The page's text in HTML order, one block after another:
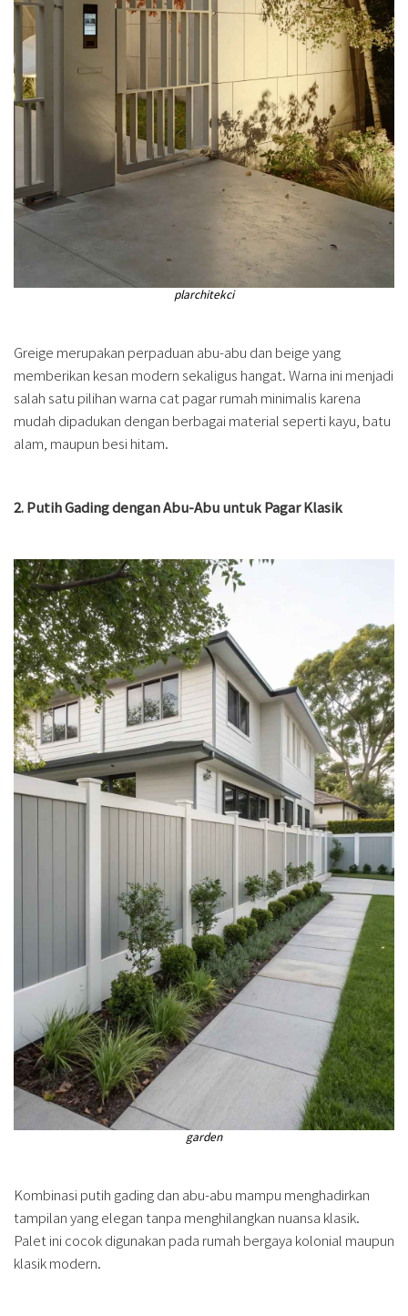
plarchitekci
Greige merupakan perpaduan abu-abu dan beige yang
memberikan kesan modern sekaligus hangat. Warna ini menjadi
salah satu pilihan warna cat pagar rumah minimalis karena
mudah dipadukan dengan berbagai material seperti kayu, batu
alam, maupun besi hitam.
2. Putih Gading dengan Abu-Abu untuk Pagar Klasik
garden
Kombinasi putih gading dan abu-abu mampu menghadirkan
tampilan yang elegan tanpa menghilangkan nuansa klasik.
Palet ini cocok digunakan pada rumah bergaya kolonial maupun
klasik modern.